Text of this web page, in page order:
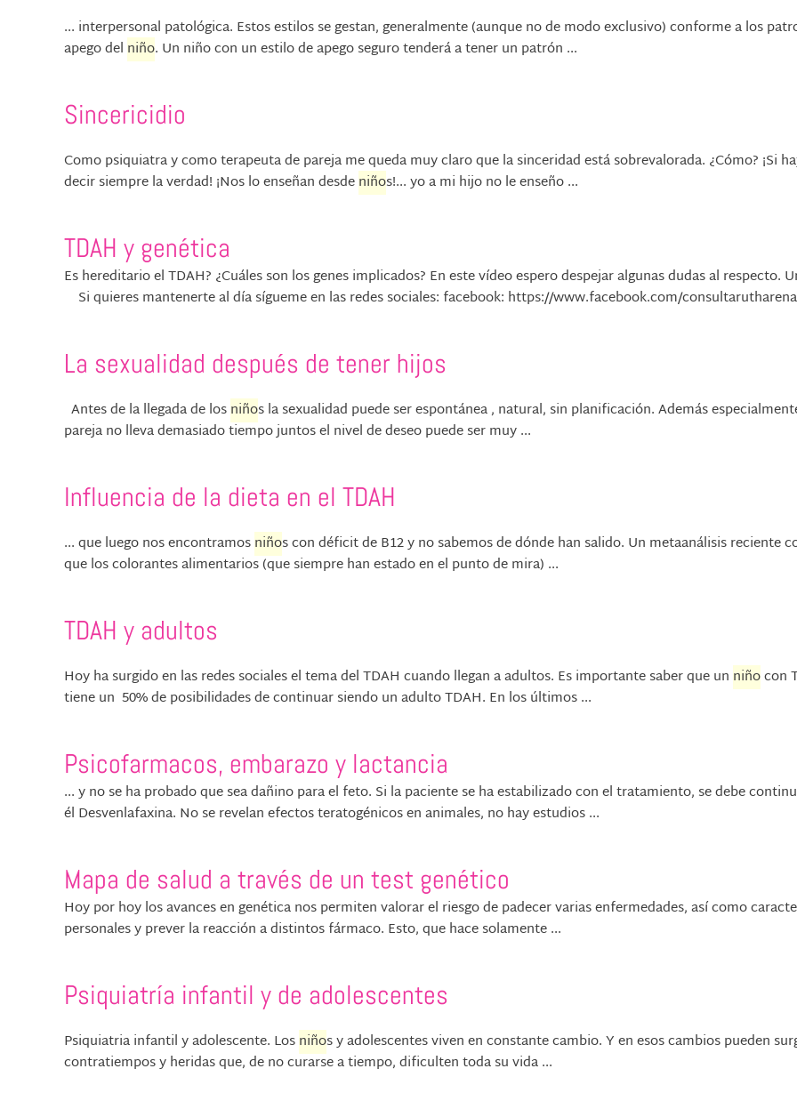
... interpersonal patológica. Estos estilos se gestan, generalmente (aunque no de modo exclusivo) conforme a los
apego del niño. Un niño con un estilo de apego seguro tenderá a tener un patrón ...
Sincericidio
Como psiquiatra y como terapeuta de pareja me queda muy claro que la sinceridad está sobrevalorada. ¿Cómo? ¡Si
decir siempre la verdad! ¡Nos lo enseñan desdeniños!... yo a mi hijo no le enseño ...
TDAH y genética
Es hereditario el TDAH? ¿Cuáles son los genes implicados? En este vídeo espero despejar algunas dudas al respecto.
Si quieres mantenerte al día sígueme en las redes sociales: facebook: https://www.facebook.com/
La sexualidad después de tener hijos
Antes de la llegada de losniños la sexualidad puede ser espontánea , natural, sin planificación. Además
pareja no lleva demasiado tiempo juntos el nivel de deseo puede ser muy ...
Influencia de la dieta en el TDAH
... que luego nos encontramosniños con déficit de B12 y no sabemos de dónde han salido. Un metaanálisis reciente
que los colorantes alimentarios (que siempre han estado en el punto de mira) ...
TDAH y adultos
Hoy ha surgido en las redes sociales el tema del TDAH cuando llegan a adultos. Es importante saber que un niñocon
tiene un 50% de posibilidades de continuar siendo un adulto TDAH. En los últimos ...
Psicofarmacos, embarazo y lactancia
... y no se ha probado que sea dañino para el feto. Si la paciente se ha estabilizado con el tratamiento, se debe
él Desvenlafaxina. No se revelan efectos teratogénicos en animales, no hay estudios ...
Mapa de salud a través de un test genético
Hoy por hoy los avances en genética nos permiten valorar el riesgo de padecer varias enfermedades, así como
personales y prever la reacción a distintos fármaco. Esto, que hace solamente ...
Psiquiatría infantil y de adolescentes
Psiquiatria infantil y adolescente. Losniños y adolescentes viven en constante cambio. Y en esos cambios pueden
contratiempos y heridas que, de no curarse a tiempo, dificulten toda su vida ...